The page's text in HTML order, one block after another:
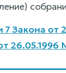
Закона от
26.05.1996